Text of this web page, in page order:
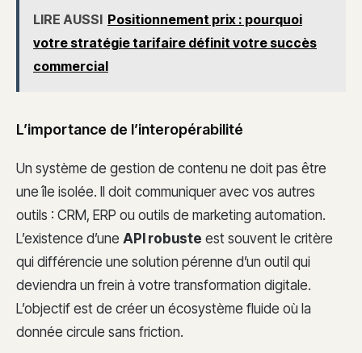
LIRE AUSSI Positionnement prix : pourquoi
votre stratégie tarifaire définit votre succès
commercial
L’importance de l’interopérabilité
Un système de gestion de contenu ne doit pas être
une île isolée. Il doit communiquer avec vos autres
outils : CRM, ERP ou outils de marketing automation.
L’existence d’une API robuste est souvent le critère
qui différencie une solution pérenne d’un outil qui
deviendra un frein à votre transformation digitale.
L’objectif est de créer un écosystème fluide où la
donnée circule sans friction.